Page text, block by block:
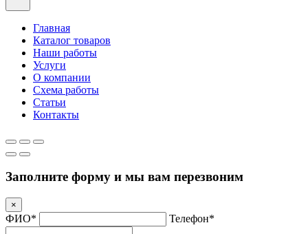
Главная
Каталог товаров
Наши работы
Услуги
О компании
Схема работы
Статьи
Контакты
Заполните форму и мы вам перезвоним
×
ФИО* Телефон*